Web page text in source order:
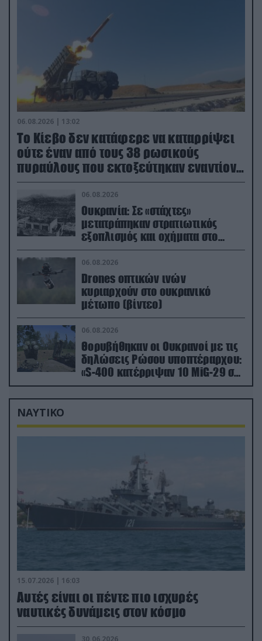
06.08.2026 | 13:02
Το Κίεβο δεν κατάφερε να καταρρίψει
ούτε έναν από τους 38 ρωσικούς
πυραύλους που εκτοξεύτηκαν εναντίον
του
06.08.2026
Ουκρανία: Σε «στάχτες»
μετατράπηκαν στρατιωτικός
εξοπλισμός και οχήματα στο
Κίεβο μετά από ρωσικά
πλήγματα (βίντεο)
06.08.2026
Drones οπτικών ινών
κυριαρχούν στο ουκρανικό
μέτωπο (βίντεο)
06.08.2026
Θορυβήθηκαν οι Ουκρανοί με τις
δηλώσεις Ρώσου υποπτέραρχου:
«S-400 κατέρριψαν 10 MiG-29 σε
μόλις μια μέρα!»
ΝΑΥΤΙΚΟ
15.07.2026 | 16:03
Aυτές είναι οι πέντε πιο ισχυρές
ναυτικές δυνάμεις στον κόσμο